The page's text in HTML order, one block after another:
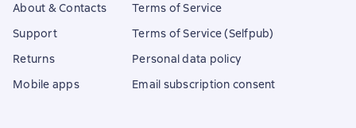
About & Contacts
Support
Returns
Mobile apps
Terms of Service
Terms of Service (Selfpub)
Personal data policy
Email subscription consent